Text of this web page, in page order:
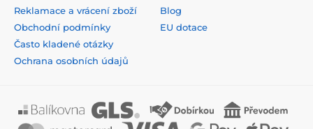
Reklamace a vrácení zboží
Obchodní podmínky
Často kladené otázky
Ochrana osobních údajů
Blog
EU dotace